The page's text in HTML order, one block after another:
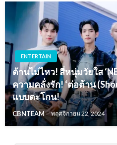
ENTERTAIN
ต้านไม่ไหว! สี่หนุ่มวัยใส
ความคลั่งรัก! ‘ต่อต้าน
แบบตะโกน!
CBNTEAM พฤศจิกายน 22, 2024